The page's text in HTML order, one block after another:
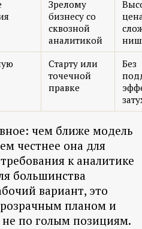
Зрелому
бизнесу со
сквозной
аналитикой
Старту или
точечной
правке
Без
чем ближе модель
честнее она для
к аналитике
большинства
вариант, это
планом и
не по голым позициям.